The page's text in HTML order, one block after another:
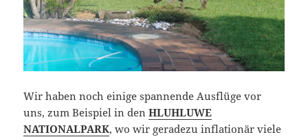
Wir haben noch einige spannende Ausflüge vor
uns, zum Beispiel in denHLUHLUWE
NATIONALPARK, wo wir geradezu inflationär viele